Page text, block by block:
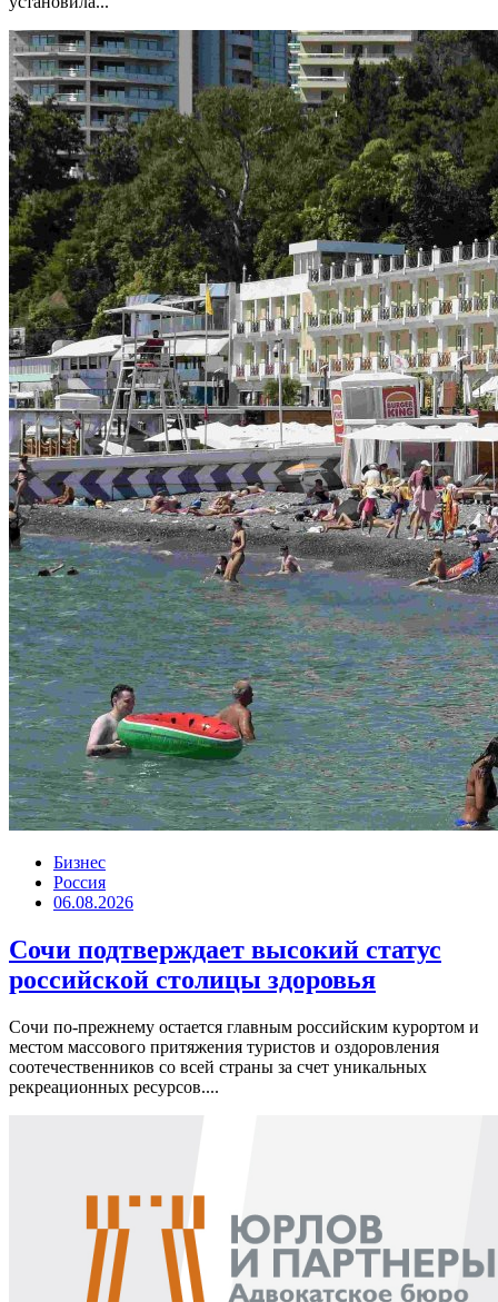
Бизнес
Россия
06.08.2026
Сочи подтверждает высокий статус
российской столицы здоровья
Сочи по-прежнему остается главным российским курортом и
местом массового притяжения туристов и оздоровления
соотечественников со всей страны за счет уникальных
рекреационных ресурсов....